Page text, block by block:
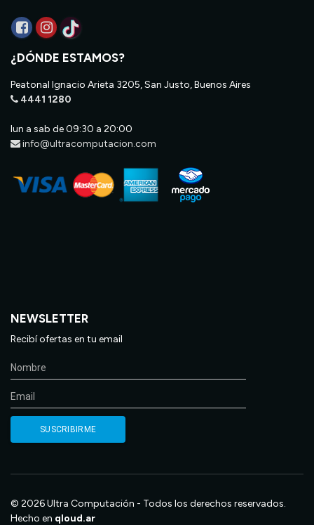
¿DÓNDE ESTAMOS?
Peatonal Ignacio Arieta 3205, San Justo, Buenos Aires
4441 1280
lun a sab de 09:30 a 20:00
info@ultracomputacion.com
NEWSLETTER
Recibí ofertas en tu email
© 2026 Ultra Computación - Todos los derechos reservados.
Hecho en qloud.ar